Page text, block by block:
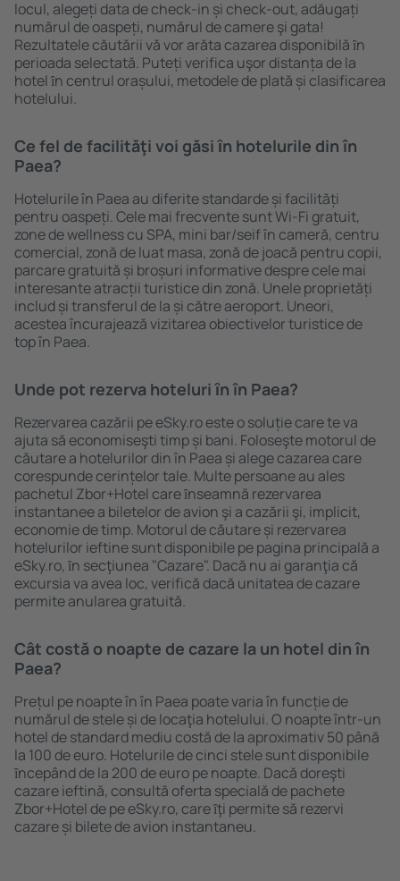
locul, alegeți data de check-in și check-out, adăugați
numărul de oaspeți, numărul de camere şi gata!
Rezultatele căutării vă vor arăta cazarea disponibilă ȋn
perioada selectată. Puteți verifica uşor distanța de la
hotel ȋn centrul orașului, metodele de plată și clasificarea
hotelului.
Ce fel de facilităţi voi găsi ȋn hotelurile din în
Paea?
Hotelurile în Paea au diferite standarde și facilități
pentru oaspeți. Cele mai frecvente sunt Wi-Fi gratuit,
zone de wellness cu SPA, mini bar/seif în cameră, centru
comercial, zonă de luat masa, zonă de joacă pentru copii,
parcare gratuită și broșuri informative despre cele mai
interesante atracții turistice din zonă. Unele proprietăți
includ și transferul de la și către aeroport. Uneori,
acestea încurajează vizitarea obiectivelor turistice de
top în Paea.
Unde pot rezerva hoteluri ȋn în Paea?
Rezervarea cazării pe eSky.ro este o soluție care te va
ajuta să economiseşti timp și bani. Foloseşte motorul de
căutare a hotelurilor din în Paea și alege cazarea care
corespunde cerințelor tale. Multe persoane au ales
pachetul Zbor+Hotel care ȋnseamnă rezervarea
instantanee a biletelor de avion şi a cazării şi, implicit,
economie de timp. Motorul de căutare și rezervarea
hotelurilor ieftine sunt disponibile pe pagina principală a
eSky.ro, ȋn secţiunea "Cazare". Dacă nu ai garanţia că
excursia va avea loc, verifică dacă unitatea de cazare
permite anularea gratuită.
Cât costă o noapte de cazare la un hotel din în
Paea?
Prețul pe noapte în în Paea poate varia în funcție de
numărul de stele și de locaţia hotelului. O noapte într-un
hotel de standard mediu costă de la aproximativ 50 până
la 100 de euro. Hotelurile de cinci stele sunt disponibile
ȋncepând de la 200 de euro pe noapte. Dacă doreşti
cazare ieftină, consultă oferta specială de pachete
Zbor+Hotel de pe eSky.ro, care ȋţi permite să rezervi
cazare și bilete de avion instantaneu.